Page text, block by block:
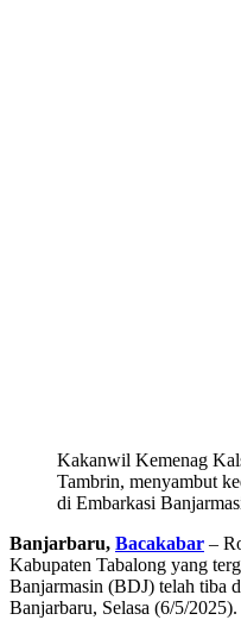
Kakanwil Kemenag
Tambrin, menyambut
di Embarkasi
Banjarbaru, Bacakabar –
Kabupaten Tabalong yang
Banjarmasin (BDJ) telah tiba
Banjarbaru, Selasa (6/5/2025).